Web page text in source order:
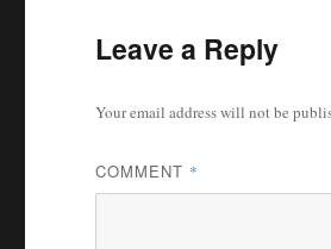
Leave a Reply
Your email address will not be
COMMENT *